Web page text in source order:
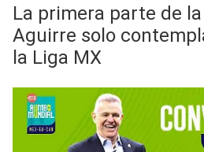
La primera parte de
Aguirre solo
la Liga MX